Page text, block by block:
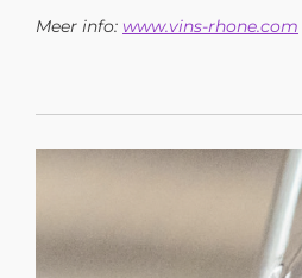
Meer info: www.vins-rhone.com